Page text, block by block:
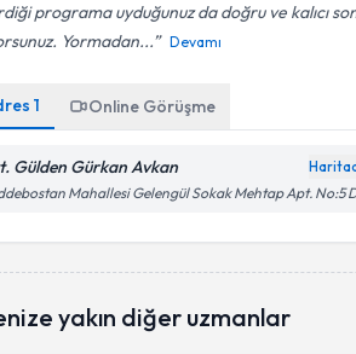
programa uyduğunuz da doğru ve kalıcı
Yormadan...
Devamı
1 Online Görüşme
Gülden Gürkan Avkan
Mahallesi Gelengül Sokak Mehtap Apt. No:5
yakın diğer uzmanlar